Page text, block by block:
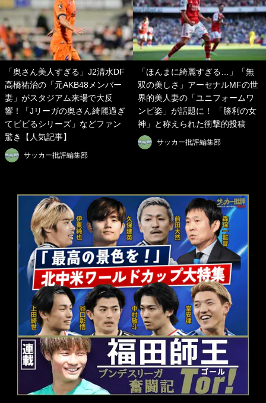
「奥さん美人すぎる」J2清水DF
高橋祐治の「元AKB48メンバー
妻」がスタジアム来場で大反
響！「Jリーガの奥さん綺麗過ぎ
てビビるシリーズ」などファン
驚き【人気記事】
サッカー批評編集部
「ほんまに綺麗すぎる…」「無
双の美しさ」アーセナルMFの世
界的美人妻の「ユニフォームワ
ンピ姿」が話題に！ 「勝利の女
神」と称えられた衝撃的投稿
サッカー批評編集部